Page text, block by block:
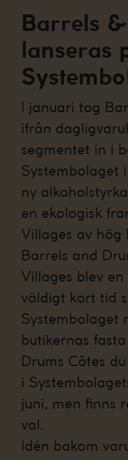
Barrels
lanseras
I januari tog
ifrån
segmentet in i
Systembolaget
ny
en ekologisk
Villages av
Barrels and
Villages blev
väldigt kort tid
Systembolaget
butikernas
Drums Côtes
i
juni, men finns
val.
Idén bakom